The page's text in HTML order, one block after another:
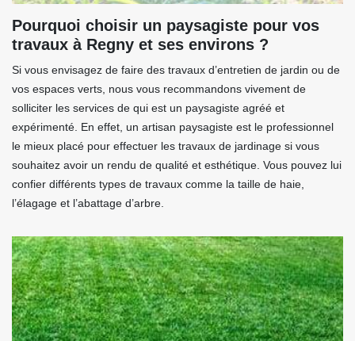
Pourquoi choisir un paysagiste pour vos
travaux à Regny et ses environs ?
Si vous envisagez de faire des travaux d’entretien de jardin ou de
vos espaces verts, nous vous recommandons vivement de
solliciter les services de qui est un paysagiste agréé et
expérimenté. En effet, un artisan paysagiste est le professionnel
le mieux placé pour effectuer les travaux de jardinage si vous
souhaitez avoir un rendu de qualité et esthétique. Vous pouvez lui
confier différents types de travaux comme la taille de haie,
l’élagage et l’abattage d’arbre.